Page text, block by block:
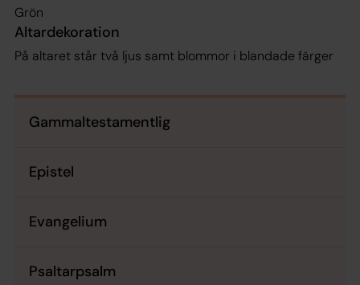
Grön
Altardekoration
På altaret står två ljus samt blommor i blandade färger
Gammaltestamentlig
Epistel
Evangelium
Psaltarpsalm